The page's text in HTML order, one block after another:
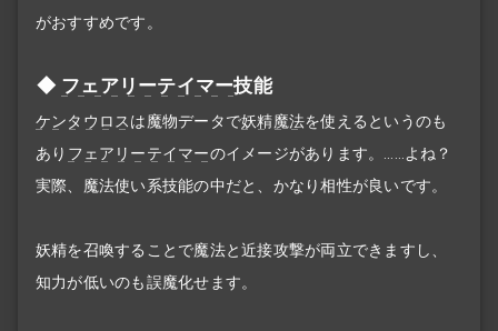
がおすすめです。
フェアリーテイマー技能
ケンタウロスは魔物データで妖精魔法を使えるというのも
あり フェアリーテイマーのイメージがあります。……よね？
実際、魔法使い系技能の中だと、かなり相性が良いです。
妖精を召喚することで魔法と近接攻撃が両立できますし、
知力が低いのも誤魔化せます。